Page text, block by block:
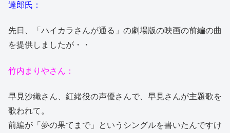
達郎氏：
先日、「ハイカラさんが通る」の劇場版の映画の前編の曲
を提供しましたが・・
竹内まりやさん：
早見沙織さん、紅緒役の声優さんで、早見さんが主題歌を
歌われて。
前編が「夢の果てまで」というシングルを書いたんですけ